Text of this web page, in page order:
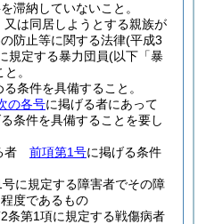
滞納していないこと。
は同居しようとする親族が
防止等に関する法律(平成3
規定する暴力団員(以下「暴
。
条件を具備すること。
の各号に掲げる者にあって
条件を具備することを要し
者 前項第1号に掲げる条件
に規定する障害者でその障
度であるもの
条第1項に規定する戦傷病者